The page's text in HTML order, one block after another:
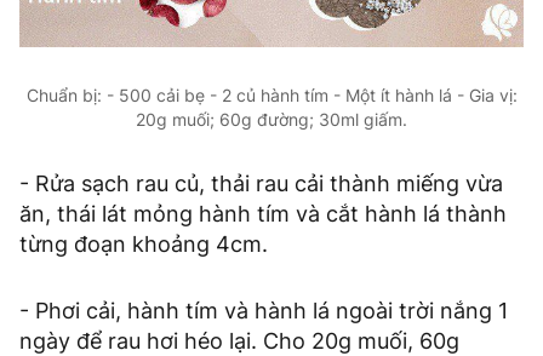
Chuẩn bị: - 500 cải bẹ - 2 củ hành tím - Một ít hành lá - Gia vị:
20g muối; 60g đường; 30ml giấm.
- Rửa sạch rau củ, thải rau cải thành miếng vừa
ăn, thái lát mỏng hành tím và cắt hành lá thành
từng đoạn khoảng 4cm.
- Phơi cải, hành tím và hành lá ngoài trời nắng 1
ngày để rau hơi héo lại. Cho 20g muối, 60g